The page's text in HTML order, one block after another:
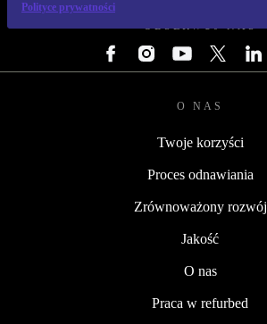
Polityce prywatności
OBSERWUJ NAS
O NAS
Twoje korzyści
Proces odnawiania
Zrównoważony rozwój
Jakość
O nas
Praca w refurbed